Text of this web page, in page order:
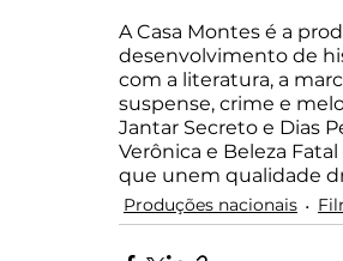
A Casa Montes é a
desenvolvimento de
com a literatura, a
suspense, crime e
Jantar Secreto e Dias
Verônica e Beleza
que unem qualidade
Produções nacionais